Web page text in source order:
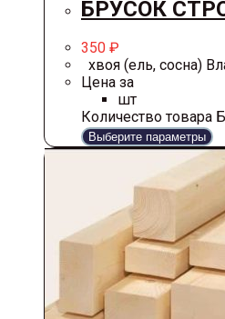
БРУСОК
350 ₽
хвоя (ель, сосна)
Цена за
шт
Количество
Выберите параметры